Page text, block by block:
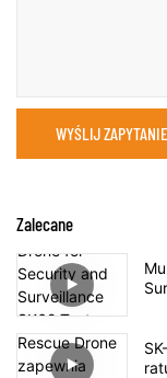
WYŚLIJ
Zalecane